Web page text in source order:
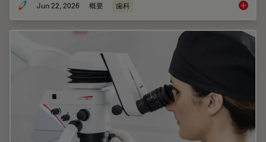
Jun 22, 2026 概要 歯科 Dental